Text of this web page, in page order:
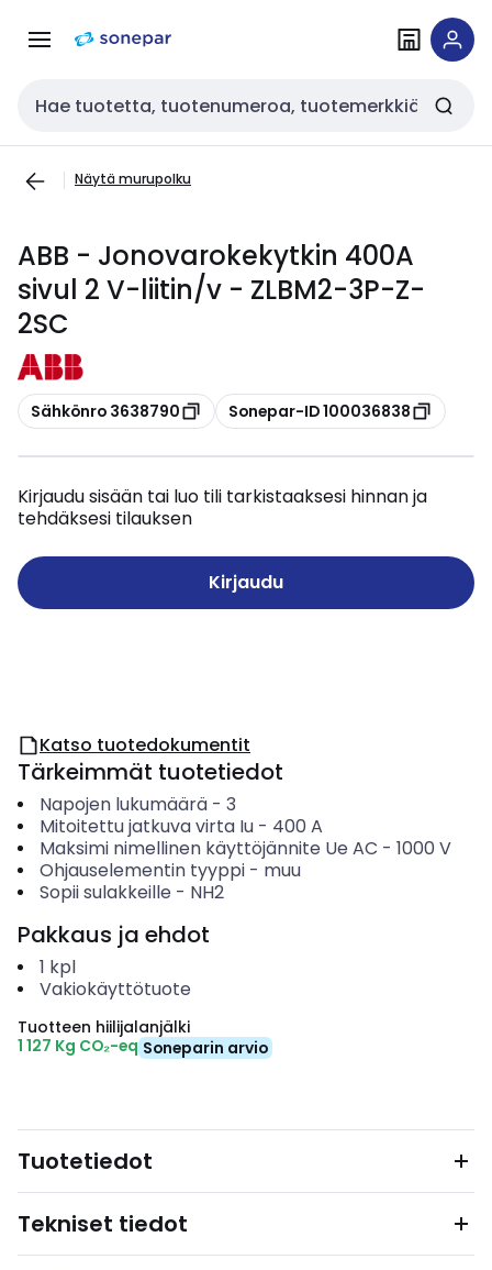
navigointiinsisältöön
Haku
Näytä murupolku
ABB - Jonovarokekytkin 400A
sivul 2 V-liitin/v - ZLBM2-3P-Z-
2SC
Kopioi
Sähkönro 3638790 Kopioi
Sonepar-ID 100036838
Kirjaudu sisään tai luo tili tarkistaaksesi hinnan ja
tehdäksesi tilauksen
Kirjaudu
Katso tuotedokumentit
Tärkeimmät tuotetiedot
Napojen lukumäärä- 3
Mitoitettu jatkuva virta Iu- 400 A
Maksimi nimellinen käyttöjännite Ue AC - 1000 V
Ohjauselementin tyyppi- muu
Sopii sulakkeille - NH2
Pakkaus ja ehdot
1 kpl
Vakiokäyttötuote
Tuotteen hiilijalanjälki
1 127 Kg CO₂-eq Soneparin arvio
Tuotetiedot
Tekniset tiedot